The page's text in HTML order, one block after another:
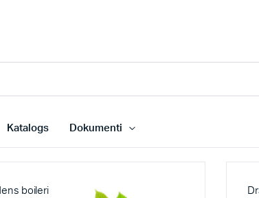
Katalogs Dokumenti
boileri